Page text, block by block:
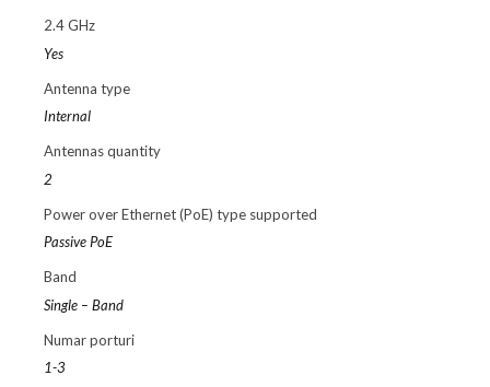
2.4 GHz
Yes
Antenna type
Internal
Antennas quantity
2
Power over Ethernet (PoE) type supported
Passive PoE
Band
Single – Band
Numar porturi
1-3